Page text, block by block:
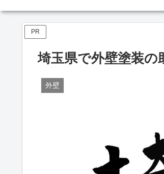
PR
埼玉県で外壁塗装の
外壁